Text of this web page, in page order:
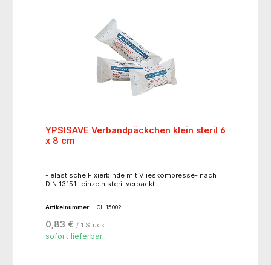
YPSISAVE Verbandpäckchen klein steril 6
x 8 cm
- elastische Fixierbinde mit Vlieskompresse- nach
DIN 13151- einzeln steril verpackt
Artikelnummer: HOL 15002
0,83 € / 1 Stück
sofort lieferbar